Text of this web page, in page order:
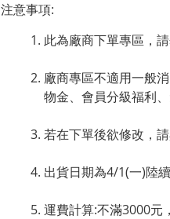
注意事項:
此為廠商下單專區，
廠商專區不適用一般
物金、會員分級福利、
若在下單後欲修改，
出貨日期為4/1(一)陸
運費計算:不滿3000元